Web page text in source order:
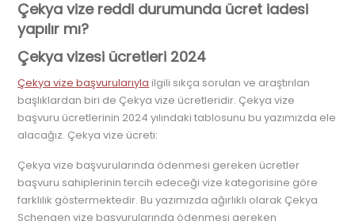
Çekya vize reddi durumunda ücret iadesi
yapılır mı?
Çekya vizesi ücretleri 2024
Çekya vize başvurularıyla ilgili sıkça sorulan ve araştırılan
başlıklardan biri de Çekya vize ücretleridir. Çekya vize
başvuru ücretlerinin 2024 yılındaki tablosunu bu yazımızda ele
alacağız. Çekya vize ücreti:
Çekya vize başvurularında ödenmesi gereken ücretler
başvuru sahiplerinin tercih edeceği vize kategorisine göre
farklılık göstermektedir. Bu yazımızda ağırlıklı olarak Çekya
Schengen vize başvurularında ödenmesi gereken